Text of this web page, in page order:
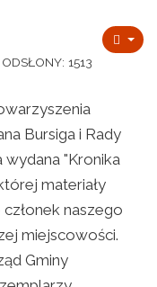
ODSŁONY: 1513
Bursiga i Rady
wydana "Kronika
materiały
członek naszego
miejscowości.
Gminy